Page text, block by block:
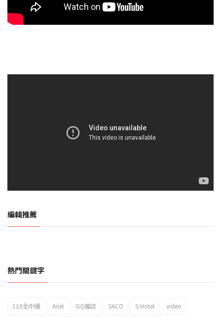
編輯推薦
2023新北市北海岸國際風箏節「風在石起」霸氣回歸
熱門關鍵字
110全中運 Ariel GQ雜誌 SACO S Hotel video